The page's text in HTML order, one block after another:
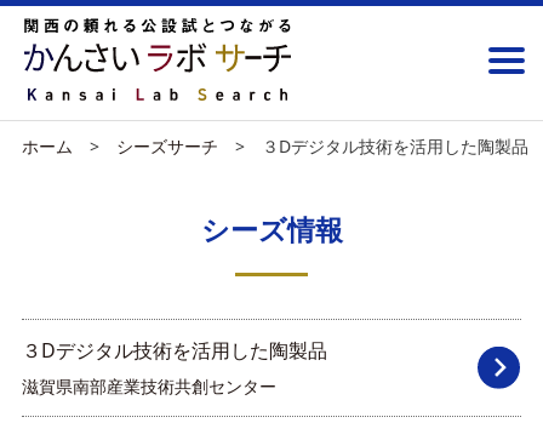
ホーム シーズサーチ ３Dデジタル技術を活用した陶製品
シーズ情報
３Dデジタル技術を活用した陶製品
滋賀県南部産業技術共創センター